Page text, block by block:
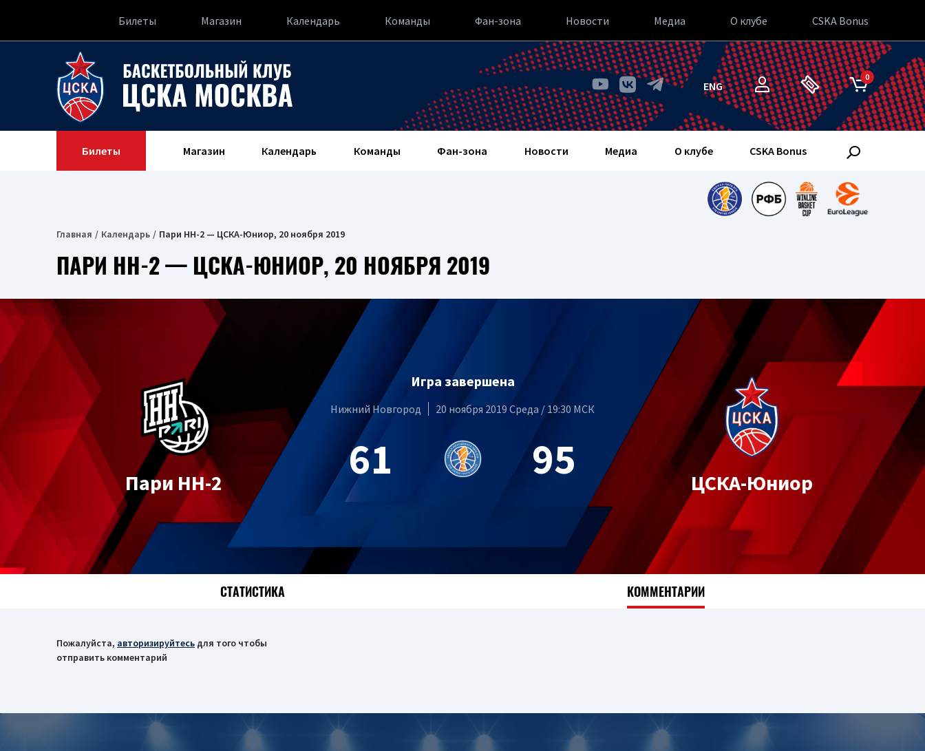
Билеты Магазин Календарь Команды Фан-зона Новости Медиа О клубе CSKA Bonus
ENG
0
Билеты Магазин Календарь Команды Фан-зона Новости Медиа О клубе CSKA Bonus
Главная Календарь Пари НН-2 — ЦСКА-Юниор, 20 ноября 2019
ПАРИ НН-2 — ЦСКА-ЮНИОР, 20 НОЯБРЯ 2019
Пари НН-2
Игра завершена
Нижний Новгород 20 ноября 2019 Среда / 19:30 МСК
61 95 ЦСКА-Юниор
СТАТИСТИКА КОММЕНТАРИИ
Пожалуйста, авторизируйтесь для того чтобы
отправить комментарий